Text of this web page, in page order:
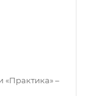
«Практика» –